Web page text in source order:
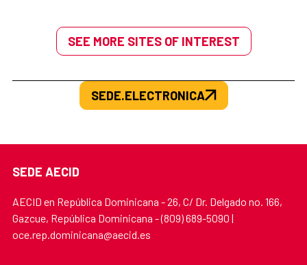
SEE MORE SITES OF INTEREST
SEDE.ELECTRONICA
SEDE AECID
AECID en República Dominicana - 26, C/ Dr. Delgado no. 166,
Gazcue, República Dominicana - (809) 689-5090 |
oce.rep.dominicana@aecid.es